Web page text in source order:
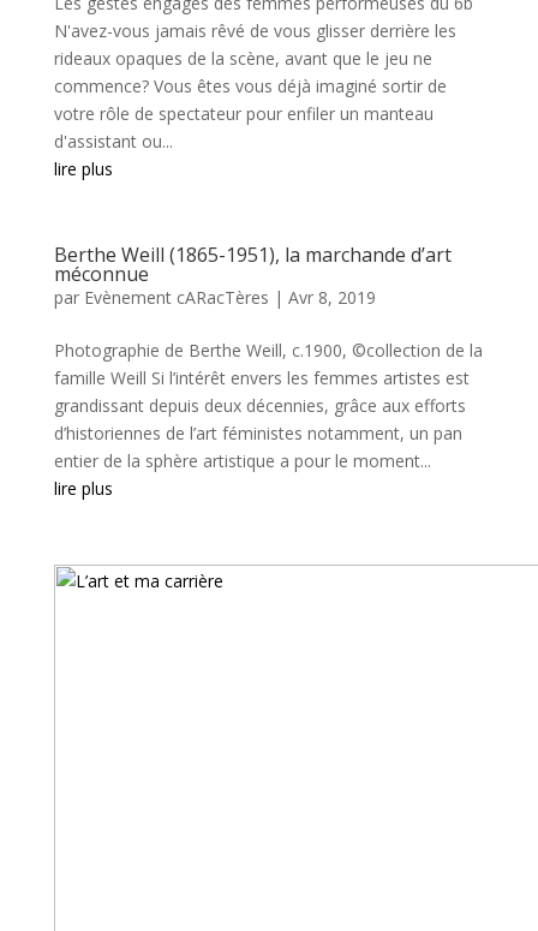
N'avez-vous jamais rêvé de vous glisser derrière les
rideaux opaques de la scène, avant que le jeu ne
commence? Vous êtes vous déjà imaginé sortir de
votre rôle de spectateur pour enfiler un manteau
d'assistant ou...
lire plus
Berthe Weill (1865-1951), la marchande d’art
méconnue
par Evènement cARacTères | Avr 8, 2019
Photographie de Berthe Weill, c.1900, ©collection de la
famille Weill Si l’intérêt envers les femmes artistes est
grandissant depuis deux décennies, grâce aux efforts
d’historiennes de l’art féministes notamment, un pan
entier de la sphère artistique a pour le moment...
lire plus